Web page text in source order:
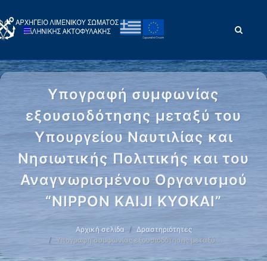
Υπογραφή συμφωνίας
εξουσιοδότησης μεταξύ του
Υπουργείου Ναυτιλίας και
Νησιωτικής Πολιτικής και του
Αναγνωρισμένου Οργανισμού
“NIPPON KAIJI KYOKAI”
Αρχική σελίδα
Δραστηριότητες
Υπογραφή συμφωνίας εξουσιοδότησης μεταξύ …